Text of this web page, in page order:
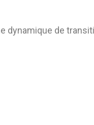
dynamique de